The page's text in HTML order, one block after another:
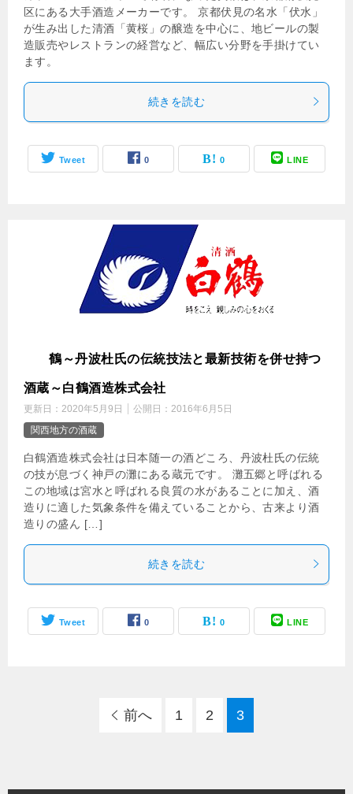
区にある大手酒造メーカーです。 京都伏見の名水「伏水」
が生み出した清酒「黄桜」の醸造を中心に、地ビールの製
造販売やレストランの経営など、幅広い分野を手掛けてい
ます。
続きを読む
Tweet 0 0 LINE
白鶴～丹波杜氏の伝統技法と最新技術を併せ持つ
酒蔵～白鶴酒造株式会社
更新日： 2020年5月9日 公開日： 2016年6月5日
関西地方の酒蔵
白鶴酒造株式会社は日本随一の酒どころ、丹波杜氏の伝統
の技が息づく神戸の灘にある蔵元です。 灘五郷と呼ばれる
この地域は宮水と呼ばれる良質の水があることに加え、酒
造りに適した気象条件を備えていることから、古来より酒
造りの盛ん […]
続きを読む
Tweet 0 0 LINE
前へ 1 2 3